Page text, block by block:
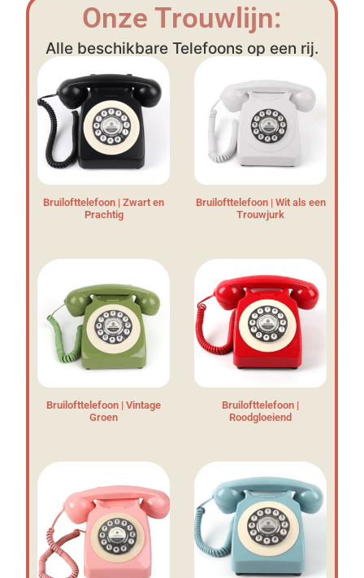
Onze Trouwlijn:
Alle beschikbare Telefoons op een rij.
Bruilofttelefoon | Zwart en
Prachtig
Bruilofttelefoon | Wit als een
Trouwjurk
Bruilofttelefoon | Vintage
Groen
Bruilofttelefoon |
Roodgloeiend